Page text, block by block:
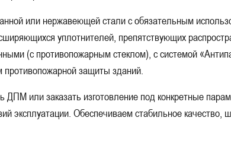
С размерами — 1000x2100, 1100x2100, 1200x2100, 1300x2100
1600x2100, 1700x2100, 1800x2100, 1900x2100 Для
выхода на кровлю Для торговых центров и магазинов
зданий С размерами — 900x1800, 900x1900,
или нержавеющей стали с обязательным
уплотнителей, препятствующих
(с противопожарным стеклом), с системой
защиты зданий.
ДПМ или заказать изготовление под конкретные
эксплуатации. Обеспечиваем стабильное качество,